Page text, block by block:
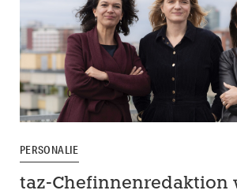
PERSONALIE
taz-Chefinnenredaktion